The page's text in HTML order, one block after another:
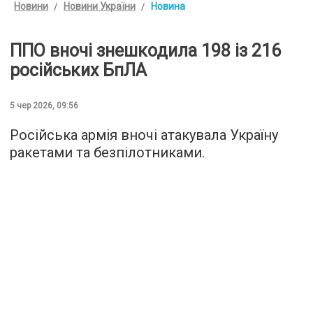
Новини Новини України Новина
ППО вночі знешкодила 198 із 216
російських БпЛА
5 чер 2026, 09:56
Російська армія вночі атакувала Україну
ракетами та безпілотниками.